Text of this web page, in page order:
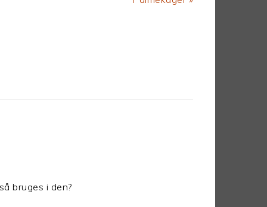
bruges i den?